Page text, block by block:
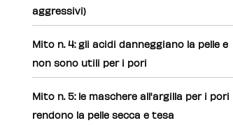
aggressivi)
Mito n. 4: gli acidi danneggiano la pelle e
non sono utili per i pori
Mito n. 5: le maschere all'argilla per i pori
rendono la pelle secca e tesa